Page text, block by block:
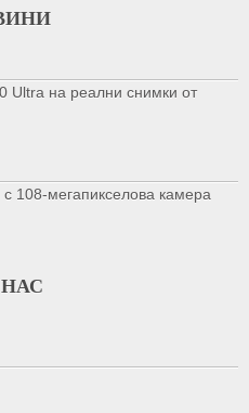
Ultra на реални снимки от
108-мегапикселова камера